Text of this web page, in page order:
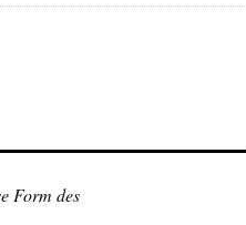
Form des